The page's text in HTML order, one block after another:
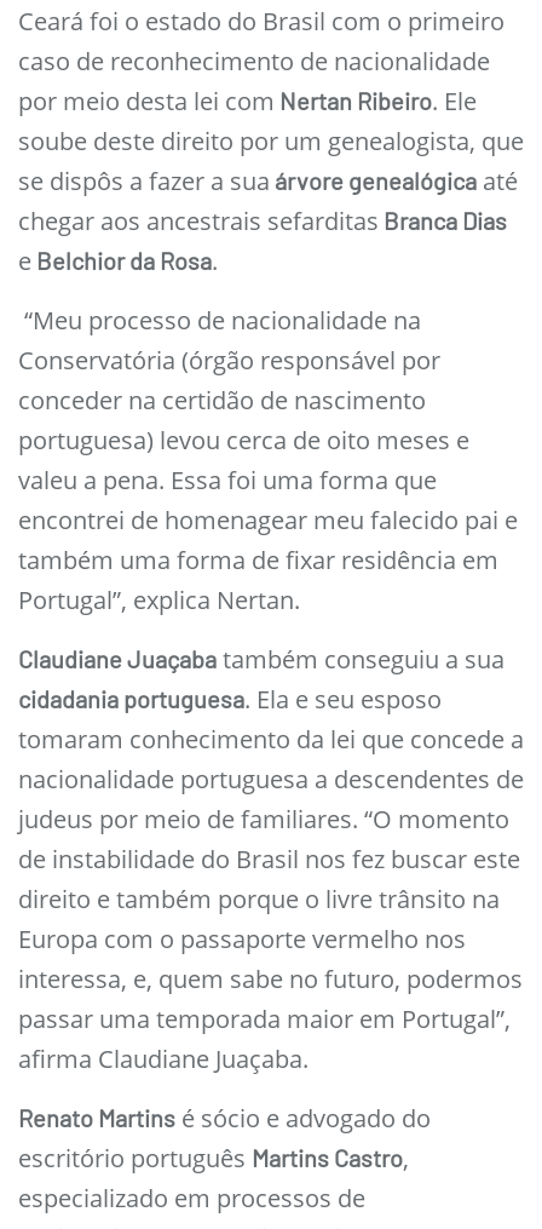
Ceará foi o estado do Brasil com o primeiro
caso de reconhecimento de nacionalidade
por meio desta lei com Nertan Ribeiro. Ele
soube deste direito por um genealogista, que
se dispôs a fazer a sua árvore genealógica até
chegar aos ancestrais sefarditas Branca Dias
e Belchior da Rosa.
“Meu processo de nacionalidade na
Conservatória (órgão responsável por
conceder na certidão de nascimento
portuguesa) levou cerca de oito meses e
valeu a pena. Essa foi uma forma que
encontrei de homenagear meu falecido pai e
também uma forma de fixar residência em
Portugal”, explica Nertan.
Claudiane Juaçaba também conseguiu a sua
cidadania portuguesa. Ela e seu esposo
tomaram conhecimento da lei que concede a
nacionalidade portuguesa a descendentes de
judeus por meio de familiares. “O momento
de instabilidade do Brasil nos fez buscar este
direito e também porque o livre trânsito na
Europa com o passaporte vermelho nos
interessa, e, quem sabe no futuro, podermos
passar uma temporada maior em Portugal”,
afirma Claudiane Juaçaba.
Renato Martins é sócio e advogado do
escritório português Martins Castro,
especializado em processos de